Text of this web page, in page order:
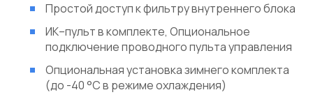
Простой доступ к фильтру внутреннего блока
ИК–пульт в комплекте, Опциональное
подключение проводного пульта управления
Опциональная установка зимнего комплекта
(до -40 °С в режиме охлаждения)